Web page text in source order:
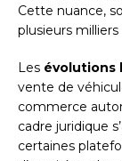
Cette nuance,
plusieurs milliers
Les évolutions
vente de
commerce
cadre juridique
certaines